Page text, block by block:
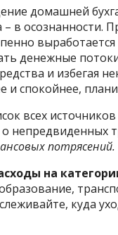
домашней
– в осознанности.
денежные
и избегая
и спокойнее,
всех
непредвиденных
потрясений.
на
куда